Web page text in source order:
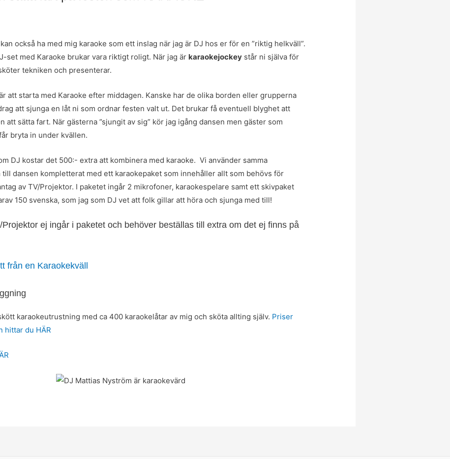
också ha med mig karaoke som ett inslag när jag är DJ hos er för en ”riktig helkväll”.
set med Karaoke brukar vara riktigt roligt. När jag är karaokejockey står ni själva för
tekniken och presenterar.
att starta med Karaoke efter middagen. Kanske har de olika borden eller grupperna
att sjunga en låt ni som ordnar festen valt ut. Det brukar få eventuell blyghet att
att sätta fart. När gästerna ”sjungit av sig” kör jag igång dansen men gäster som
bryta in under kvällen.
DJ kostar det 500:- extra att kombinera med karaoke. Vi använder samma
till dansen kompletterat med ett karaokepaket som innehåller allt som behövs för
av TV/Projektor. I paketet ingår 2 mikrofoner, karaokespelare samt ett skivpaket
150 svenska, som jag som DJ vet att folk gillar att höra och sjunga med till!
ej ingår i paketet och behöver beställas till extra om det ej finns på
från en Karaokekväll
karaokeutrustning med ca 400 karaokelåtar av mig och sköta allting själv. Priser
hittar du HÄR